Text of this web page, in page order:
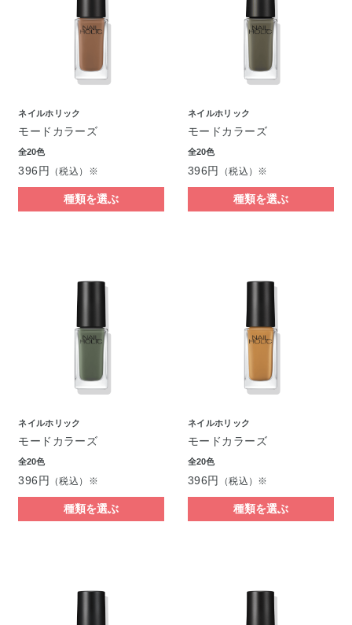
ネイルホリック
モードカラーズ
全20色
396円 （税込）※
種類を選ぶ
ネイルホリック
モードカラーズ
全20色
396円 （税込）※
種類を選ぶ
ネイルホリック
モードカラーズ
全20色
396円 （税込）※
種類を選ぶ
ネイルホリック
モードカラーズ
全20色
396円 （税込）※
種類を選ぶ